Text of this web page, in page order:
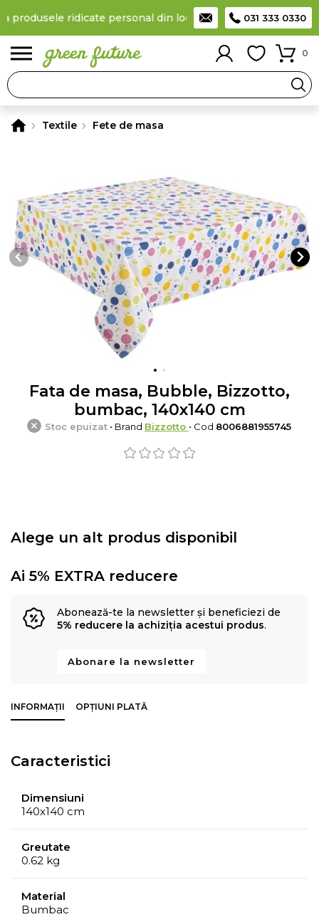
produsele ridicate personal din locker Taxă de livrare 11,99
031 333 0330
0
Textile Fete de masa
Fata de masa, Bubble, Bizzotto,
bumbac, 140x140 cm
Stoc epuizat • Brand Bizzotto • Cod 8006881955745
Alege un alt produs disponibil
Ai 5% EXTRA reducere
Abonează-te la newsletter și beneficiezi de
5% reducere la achiziția acestui produs.
Abonare la newsletter
INFORMAȚII OPȚIUNI PLATĂ
Caracteristici
Dimensiuni
140x140 cm
Greutate
0.62 kg
Material
Bumbac